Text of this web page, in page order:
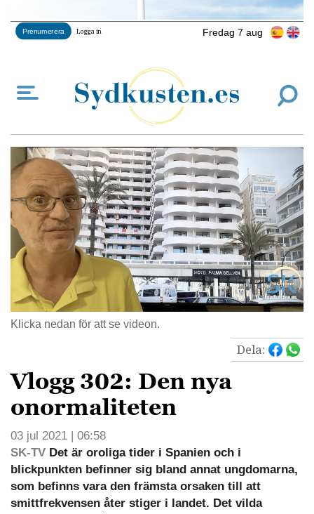
Fredag 7 aug
Prenumerera Logga in
Klicka nedan för att se videon.
Dela:
Vlogg 302: Den nya
onormaliteten
03 jul 2021 | 06:58
SK-TV Det är oroliga tider i Spanien och i
blickpunkten befinner sig bland annat ungdomarna,
som befinns vara den främsta orsaken till att
smittfrekvensen åter stiger i landet. Det vilda